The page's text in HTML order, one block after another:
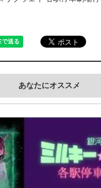
あなたにオススメ